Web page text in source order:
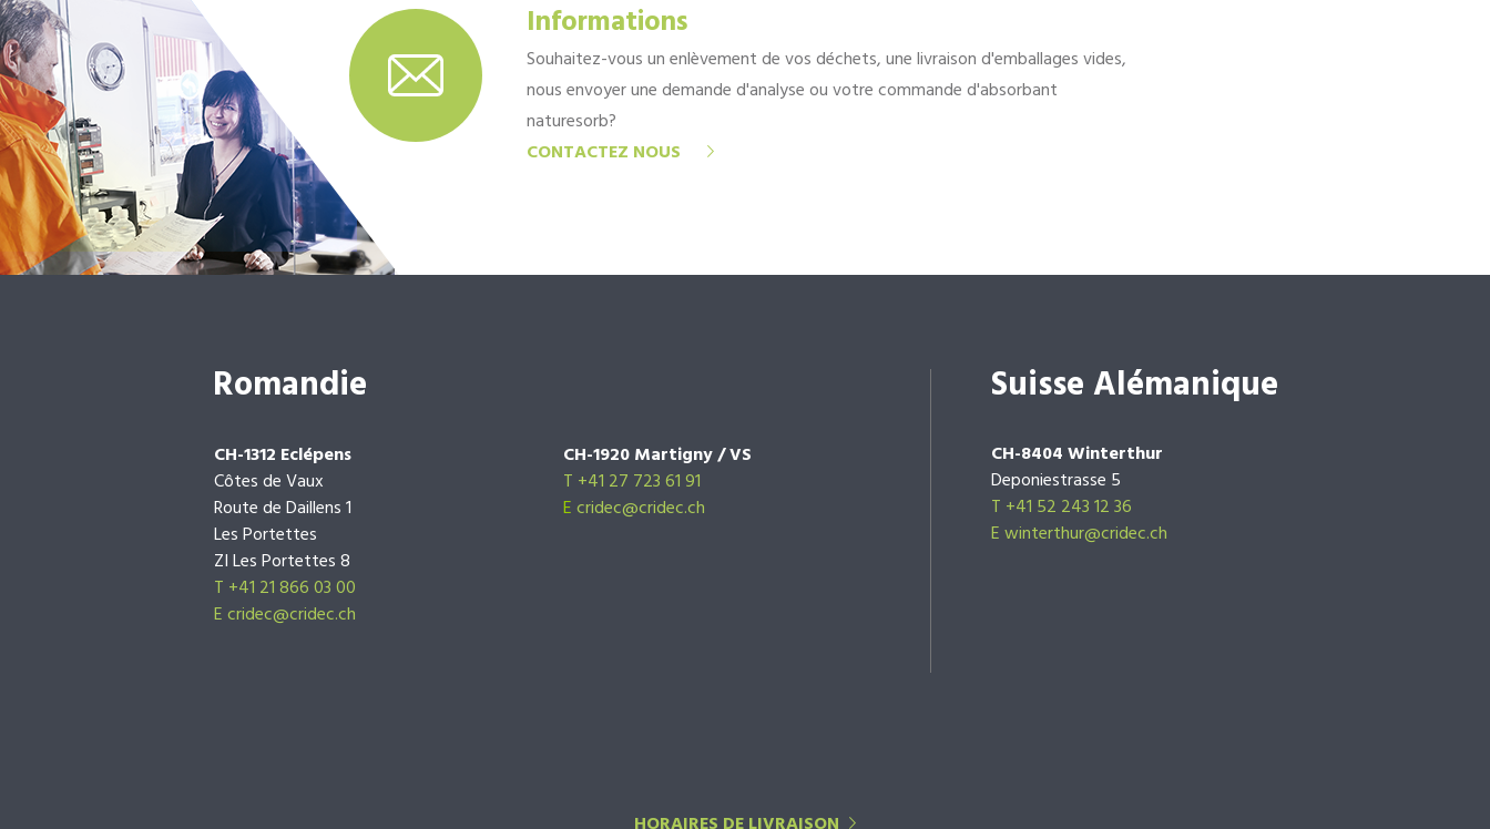
Informations
Souhaitez-vous un enlèvement de vos déchets, une livraison d'emballages vides,
nous envoyer une demande d'analyse ou votre commande d'absorbant
naturesorb?
CONTACTEZ NOUS
Romandie
CH-1312 Eclépens
Côtes de Vaux
Route de Daillens 1
Les Portettes
ZI Les Portettes 8
T +41 21 866 03 00
Ecridec@cridec.ch
CH-1920 Martigny / VS
T +41 27 723 61 91
Ecridec@cridec.ch
Suisse Alémanique
CH-8404 Winterthur
Deponiestrasse 5
T +41 52 243 12 36
E winterthur@cridec.ch